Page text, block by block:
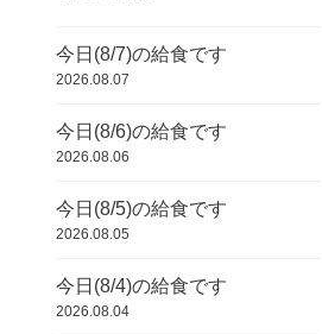
今日(8/7)の給食です
2026.08.07
今日(8/6)の給食です
2026.08.06
今日(8/5)の給食です
2026.08.05
今日(8/4)の給食です
2026.08.04